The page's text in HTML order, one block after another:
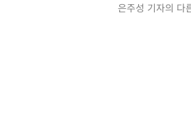
은주성 기자의 다